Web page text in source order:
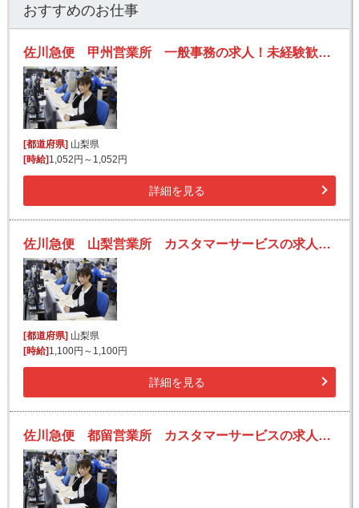
おすすめのお仕事
佐川急便 甲州営業所 一般事務の求人！未経験歓迎！先輩たちがサポートします♪
[都道府県]山梨県
[時給]1,052円～1,052円
詳細を見る
佐川急便 山梨営業所 カスタマーサービスの求人！未経験歓迎！先輩たちがサポートします♪
[都道府県]山梨県
[時給]1,100円～1,100円
詳細を見る
佐川急便 都留営業所 カスタマーサービスの求人！未経験歓迎！先輩たちがサポートします♪